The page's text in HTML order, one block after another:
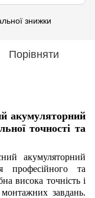
знижки
Порівняти
акумуляторний
точності та
акумуляторний
професійного та
висока точність і
завдань.